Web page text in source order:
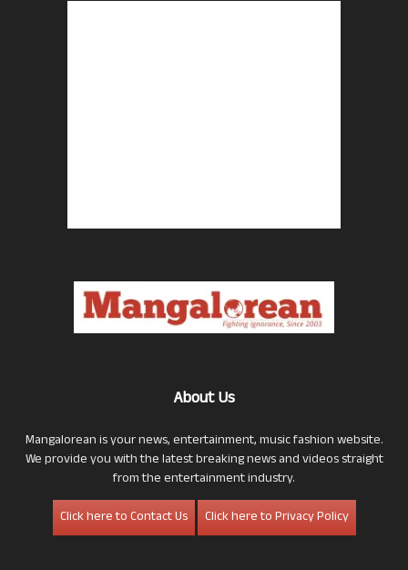
About Us
Mangalorean is your news, entertainment, music fashion website.
We provide you with the latest breaking news and videos straight
from the entertainment industry.
Click here to Contact Us
Click here to Privacy Policy